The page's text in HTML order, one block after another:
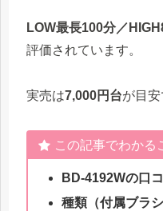
LOW最長100分／
評価されています。
実売は7,000円台が目安
この記事でわかる
BD-4192Wの口
種類（付属ブラ